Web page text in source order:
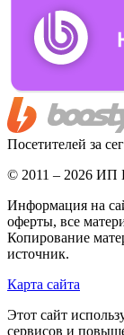
Посетителей за
© 2011 – 2026 ИП
Информация на
оферты, все
Копирование
источник.
Карта сайта
Этот сайт
сервисов и